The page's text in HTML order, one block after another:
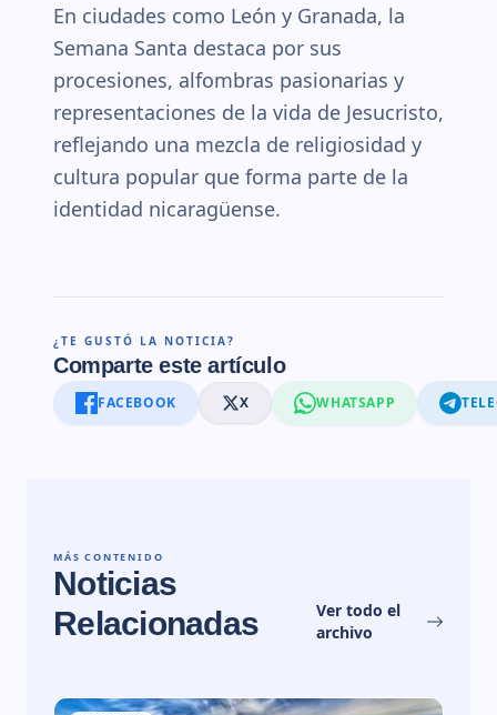
En ciudades como León y Granada, la
Semana Santa destaca por sus
procesiones, alfombras pasionarias y
representaciones de la vida de Jesucristo,
reflejando una mezcla de religiosidad y
cultura popular que forma parte de la
identidad nicaragüense.
¿TE GUSTÓ LA NOTICIA?
Comparte este artículo
FACEBOOK X WHATSAPP
MÁS CONTENIDO
Noticias
Relacionadas
Ver todo el
archivo